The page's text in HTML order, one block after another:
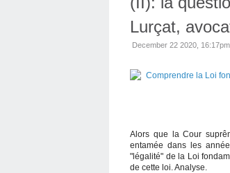
Lurçat,
December 22 2020, 16:17pm
Alors que la Cour
entamée dans les
"légalité" de la Loi
de cette loi. Analyse.